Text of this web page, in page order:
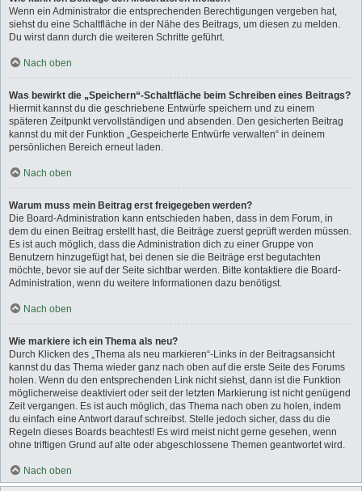
Wenn ein Administrator die entsprechenden Berechtigungen vergeben hat,
siehst du eine Schaltfläche in der Nähe des Beitrags, um diesen zu melden.
Du wirst dann durch die weiteren Schritte geführt.
Nach oben
Was bewirkt die „Speichern“-Schaltfläche beim Schreiben eines Beitrags?
Hiermit kannst du die geschriebene Entwürfe speichern und zu einem
späteren Zeitpunkt vervollständigen und absenden. Den gesicherten Beitrag
kannst du mit der Funktion „Gespeicherte Entwürfe verwalten“ in deinem
persönlichen Bereich erneut laden.
Nach oben
Warum muss mein Beitrag erst freigegeben werden?
Die Board-Administration kann entschieden haben, dass in dem Forum, in
dem du einen Beitrag erstellt hast, die Beiträge zuerst geprüft werden müssen.
Es ist auch möglich, dass die Administration dich zu einer Gruppe von
Benutzern hinzugefügt hat, bei denen sie die Beiträge erst begutachten
möchte, bevor sie auf der Seite sichtbar werden. Bitte kontaktiere die Board-
Administration, wenn du weitere Informationen dazu benötigst.
Nach oben
Wie markiere ich ein Thema als neu?
Durch Klicken des „Thema als neu markieren“-Links in der Beitragsansicht
kannst du das Thema wieder ganz nach oben auf die erste Seite des Forums
holen. Wenn du den entsprechenden Link nicht siehst, dann ist die Funktion
möglicherweise deaktiviert oder seit der letzten Markierung ist nicht genügend
Zeit vergangen. Es ist auch möglich, das Thema nach oben zu holen, indem
du einfach eine Antwort darauf schreibst. Stelle jedoch sicher, dass du die
Regeln dieses Boards beachtest! Es wird meist nicht gerne gesehen, wenn
ohne triftigen Grund auf alte oder abgeschlossene Themen geantwortet wird.
Nach oben